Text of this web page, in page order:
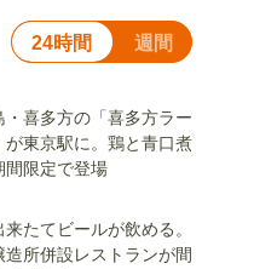
24時間 週間
・喜多方の「喜多方ラー
が東京駅に。鶏と青口煮
間限定で登場
たてビールが飲める。
造所併設レストランが間